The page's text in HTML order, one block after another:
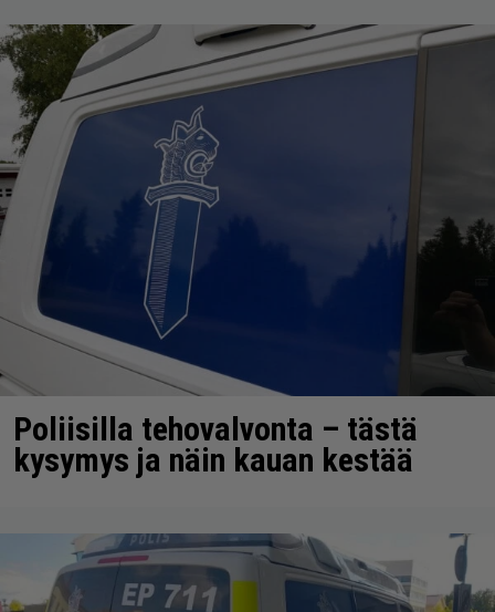
Poliisilla tehovalvonta – tästä
kysymys ja näin kauan kestää